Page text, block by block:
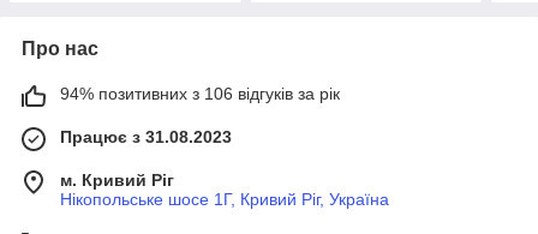
Про нас
94% позитивних з 106 відгуків за рік
Працює з 31.08.2023
м. Кривий Ріг
Нікопольське шосе 1Г, Кривий Ріг, Україна